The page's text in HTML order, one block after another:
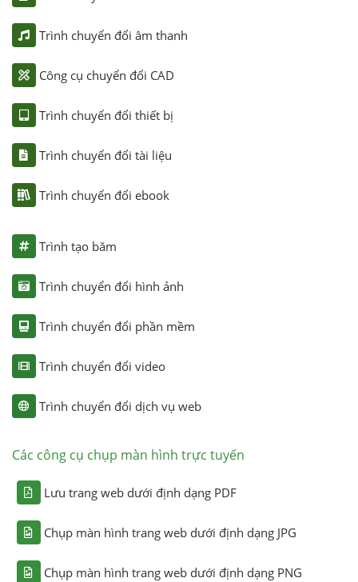
Trình chuyển đổi âm thanh
Công cụ chuyển đổi CAD
Trình chuyển đổi thiết bị
Trình chuyển đổi tài liệu
Trình chuyển đổi ebook
Trình tạo băm
Trình chuyển đổi hình ảnh
Trình chuyển đổi phần mềm
Trình chuyển đổi video
Trình chuyển đổi dịch vụ web
Các công cụ chụp màn hình trực tuyến
Lưu trang web dưới định dạng PDF
Chụp màn hình trang web dưới định dạng JPG
Chụp màn hình trang web dưới định dạng PNG